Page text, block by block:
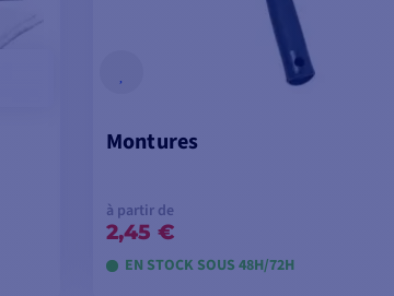
Montures
à partir de
2,45 €
EN STOCK SOUS 48H/72H